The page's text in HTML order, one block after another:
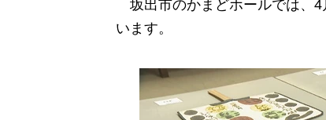
坂出市のかまどホールでは、4
います。